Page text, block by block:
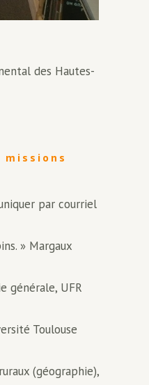
des Hautes-
par courriel
» Margaux
générale, UFR
Toulouse
(géographie),